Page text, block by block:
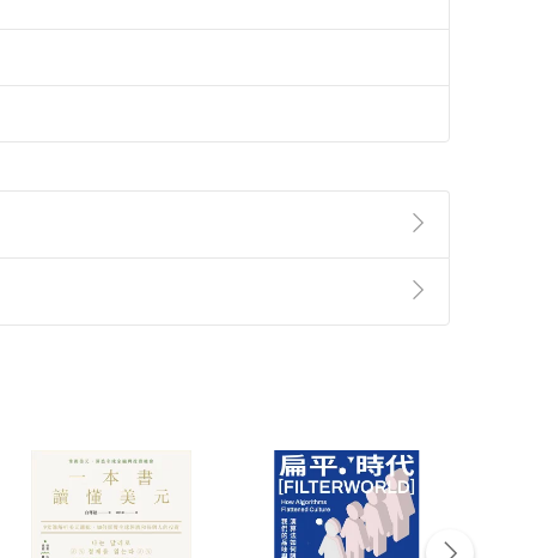
第2條第5款之規定，「非以有形媒介提供之數位
點選「瀏覽訂單明細」 「申請取消訂單/退
貨。
付款方式
Payment
完成訂單
Complete